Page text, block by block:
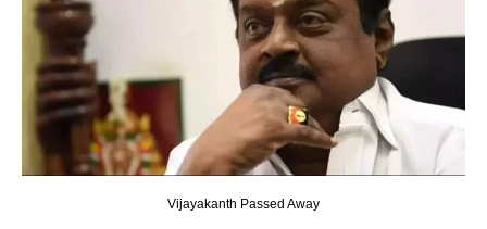
Vijayakanth Passed Away